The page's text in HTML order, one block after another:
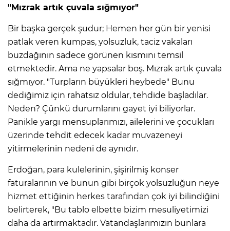
"Mızrak artık çuvala sığmıyor"
Bir başka gerçek şudur; Hemen her gün bir yenisi
patlak veren kumpas, yolsuzluk, taciz vakaları
buzdağının sadece görünen kısmını temsil
etmektedir. Ama ne yapsalar boş. Mızrak artık çuvala
sığmıyor. "Turpların büyükleri heybede" Bunu
dediğimiz için rahatsız oldular, tehdide başladılar.
Neden? Çünkü durumlarını gayet iyi biliyorlar.
Panikle yargı mensuplarımızı, ailelerini ve çocukları
üzerinde tehdit edecek kadar muvazeneyi
yitirmelerinin nedeni de aynıdır.
Erdoğan, para kulelerinin, şişirilmiş konser
faturalarının ve bunun gibi birçok yolsuzluğun neye
hizmet ettiğinin herkes tarafından çok iyi bilindiğini
belirterek, "Bu tablo elbette bizim mesuliyetimizi
daha da artırmaktadır. Vatandaşlarımızın bunlara